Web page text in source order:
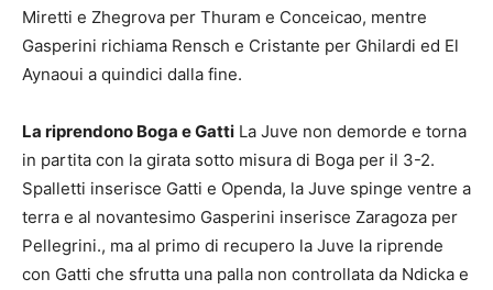
Miretti e Zhegrova per Thuram e Conceicao, mentre
Gasperini richiama Rensch e Cristante per Ghilardi ed El
Aynaoui a quindici dalla fine.
La riprendono Boga e Gatti La Juve non demorde e torna
in partita con la girata sotto misura di Boga per il 3-2.
Spalletti inserisce Gatti e Openda, la Juve spinge ventre a
terra e al novantesimo Gasperini inserisce Zaragoza per
Pellegrini., ma al primo di recupero la Juve la riprende
con Gatti che sfrutta una palla non controllata da Ndicka e